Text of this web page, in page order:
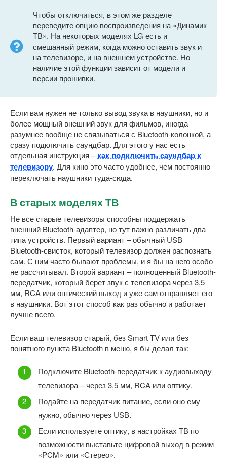
Чтобы отключиться, в этом же разделе
переведите опцию воспроизведения на «Динамик
ТВ». На некоторых моделях LG есть и
смешанный режим, когда можно оставить звук и
на телевизоре, и на внешнем устройстве. Но
наличие этой функции зависит от модели и
версии прошивки.
Если вам нужен не только вывод звука в наушники, но и
более мощный внешний звук для фильмов, иногда
разумнее вообще не связываться с Bluetooth-колонкой, а
сразу подключить саундбар. Для этого у нас есть
отдельная инструкция –как подключить саундбар к
телевизору. Для кино это часто удобнее, чем постоянно
переключать наушники туда-сюда.
В старых моделях ТВ
Не все старые телевизоры способны поддержать
внешний Bluetooth-адаптер, но тут важно различать два
типа устройств. Первый вариант – обычный USB
Bluetooth-свисток, который телевизор должен распознать
сам. С ним часто бывают проблемы, и я бы на него особо
не рассчитывал. Второй вариант – полноценный Bluetooth-
передатчик, который берет звук с телевизора через 3,5
мм, RCA или оптический выход и уже сам отправляет его
в наушники. Вот этот способ как раз обычно и работает
лучше всего.
Если ваш телевизор старый, без Smart TV или без
понятного пункта Bluetooth в меню, я бы делал так:
Подключите Bluetooth-передатчик к аудиовыходу
телевизора – через 3,5 мм, RCA или оптику.
Подайте на передатчик питание, если оно ему
нужно, обычно через USB.
Если используете оптику, в настройках ТВ по
возможности выставьте цифровой выход в режим
«PCM» или «Стерео».